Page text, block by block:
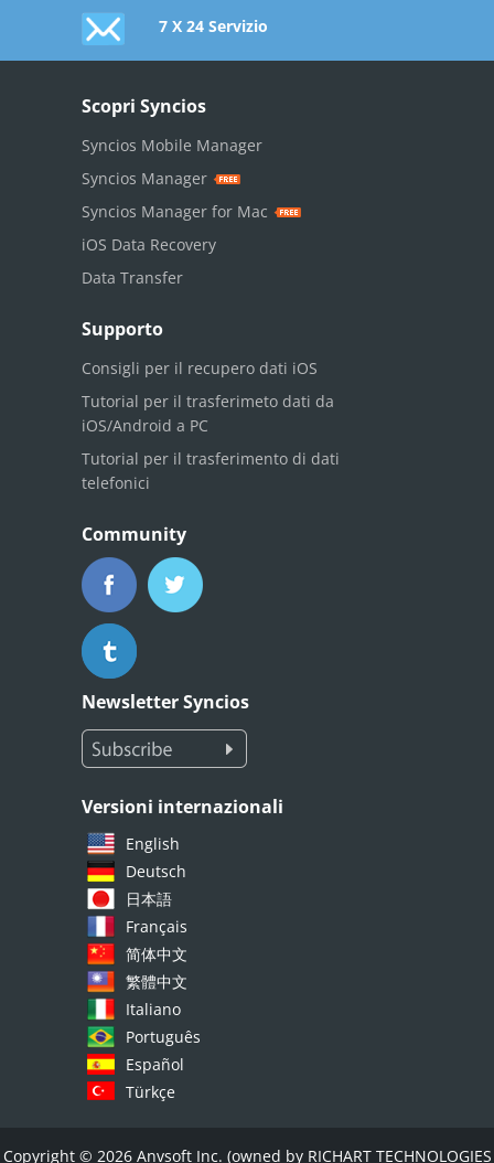
7 X 24 Servizio
Scopri Syncios
Syncios Mobile Manager
Syncios Manager
Syncios Manager for Mac
iOS Data Recovery
Data Transfer
Supporto
Consigli per il recupero dati iOS
Tutorial per il trasferimeto dati da
iOS/Android a PC
Tutorial per il trasferimento di dati
telefonici
Community
Newsletter Syncios
Versioni internazionali
English
Deutsch
日本語
Français
简体中文
繁體中文
Italiano
Português
Español
Türkçe
Copyright © 2026 Anvsoft Inc. (owned by RICHART TECHNOLOGIES